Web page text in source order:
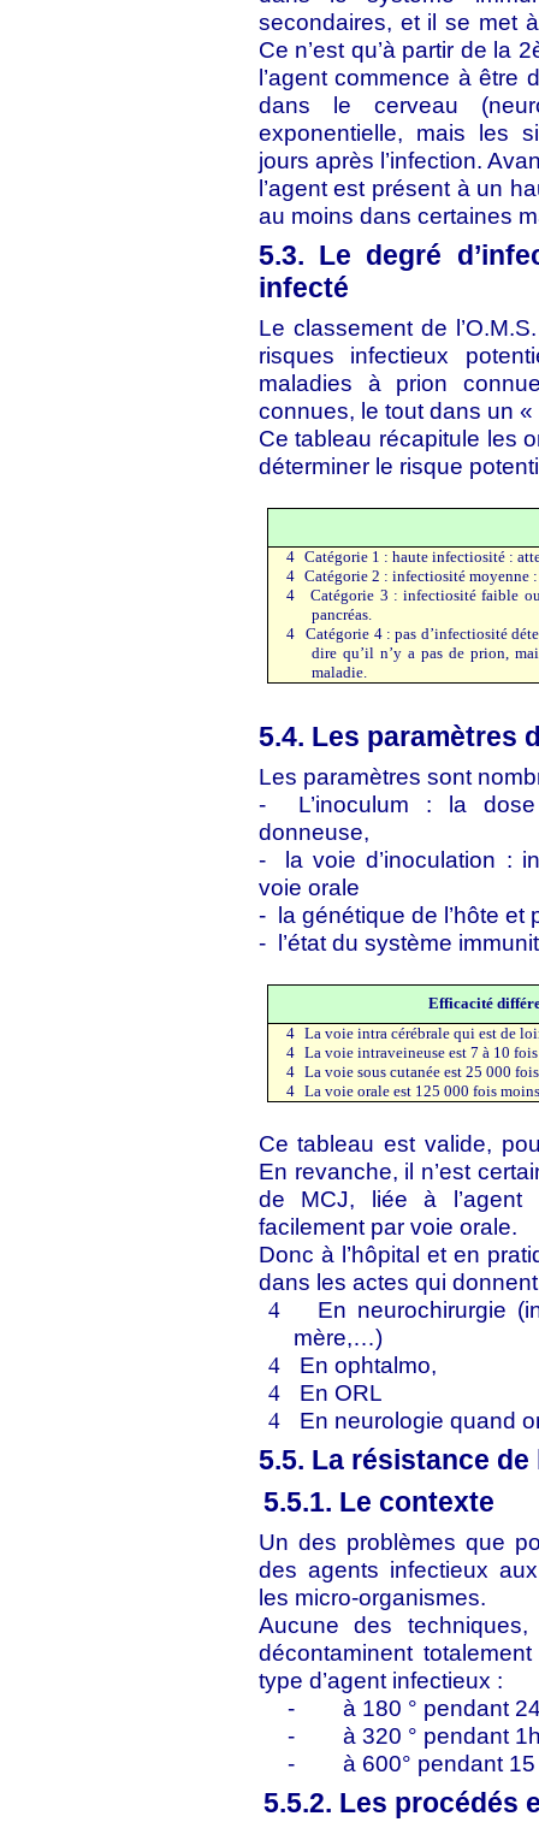
secondaires, et il se met
Ce n’est qu’à partir de la
l’agent commence à être
dans le cerveau
exponentielle, mais les
jours après l’infection.
l’agent est présent à un
au moins dans certaines
5.3. Le degré
infecté
Le classement de
risques infectieux
maladies à prion
connues, le tout dans un
Ce tableau récapitule les
déterminer le risque
4 Catégorie 1 : haute infectiosité :
4 Catégorie 2 : infectiosité moyenne
4
Catégorie 3 : infectiosité faible
pancréas.
4
Catégorie 4 : pas d’infectiosité
dire qu’il n’y a pas de prion,
maladie.
5.4. Les paramètres
Les paramètres sont
-
L’inoculum : la
donneuse,
-
la voie d’inoculation :
voie orale
- la génétique de l’hôte et
- l’état du système
Efficacité
4 La voie intra cérébrale qui est de
4 La voie intraveineuse est 7 à 10
4 La voie sous cutanée est 25 000
4 La voie orale est 125 000 fois
Ce tableau est valide,
En revanche, il n’est
de MCJ, liée à l’agent
facilement par voie orale.
Donc à l’hôpital et en
dans les actes qui
4
En neurochirurgie
mère,…)
4 En ophtalmo,
4 En ORL
4 En neurologie quand
5.5. La résistance
5.5.1. Le contexte
Un des problèmes que
des agents infectieux
les micro-organismes.
Aucune des
décontaminent
type d’agent infectieux :
-
à 180 ° pendant
-
à 320 ° pendant
-
à 600° pendant
5.5.2. Les procédés